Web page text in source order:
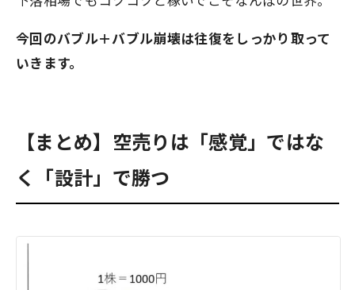
今回のバブル＋バブル崩壊は往復をしっかり取って
いきます。
【まとめ】空売りは「感覚」ではな
く「設計」で勝つ